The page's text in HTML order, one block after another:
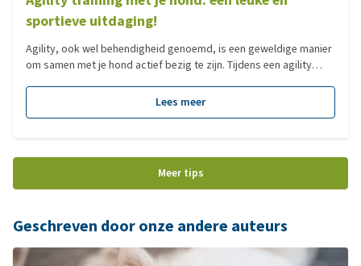
sportieve uitdaging!
Agility, ook wel behendigheid genoemd, is een geweldige manier
om samen met je hond actief bezig te zijn. Tijdens een agility
af te leggen, zoals een hondentunnel, hoogtesprong, slalom
paaltjes en een kattenloop. Dit vraagt om snelheid, behendigheid
welke materialen je nodig hebt.
Lees meer
Meer tips
Geschreven door onze andere auteurs